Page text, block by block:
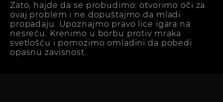
Zato, hajde da se probudimo: otvorimo oči za
ovaj problem i ne dopuštajmo da mladi
propadaju. Upoznajmo pravo lice igara na
nesreću. Krenimo u borbu protiv mraka
svetlošću i pomozimo omladini da pobedi
opasnu zavisnost.